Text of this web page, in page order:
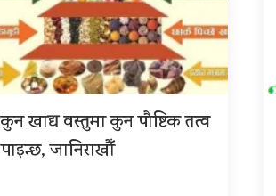
कुन खाद्य वस्तुमा कुन पौष्टिक तत्व
पाइन्छ, जानिराखौँ